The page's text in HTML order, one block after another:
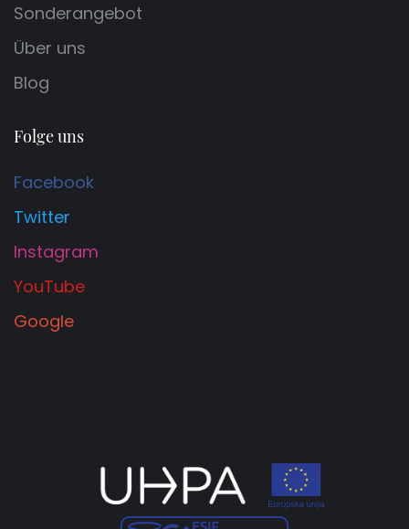
Sonderangebot
Über uns
Blog
Folge uns
Facebook
Twitter
Instagram
YouTube
Google